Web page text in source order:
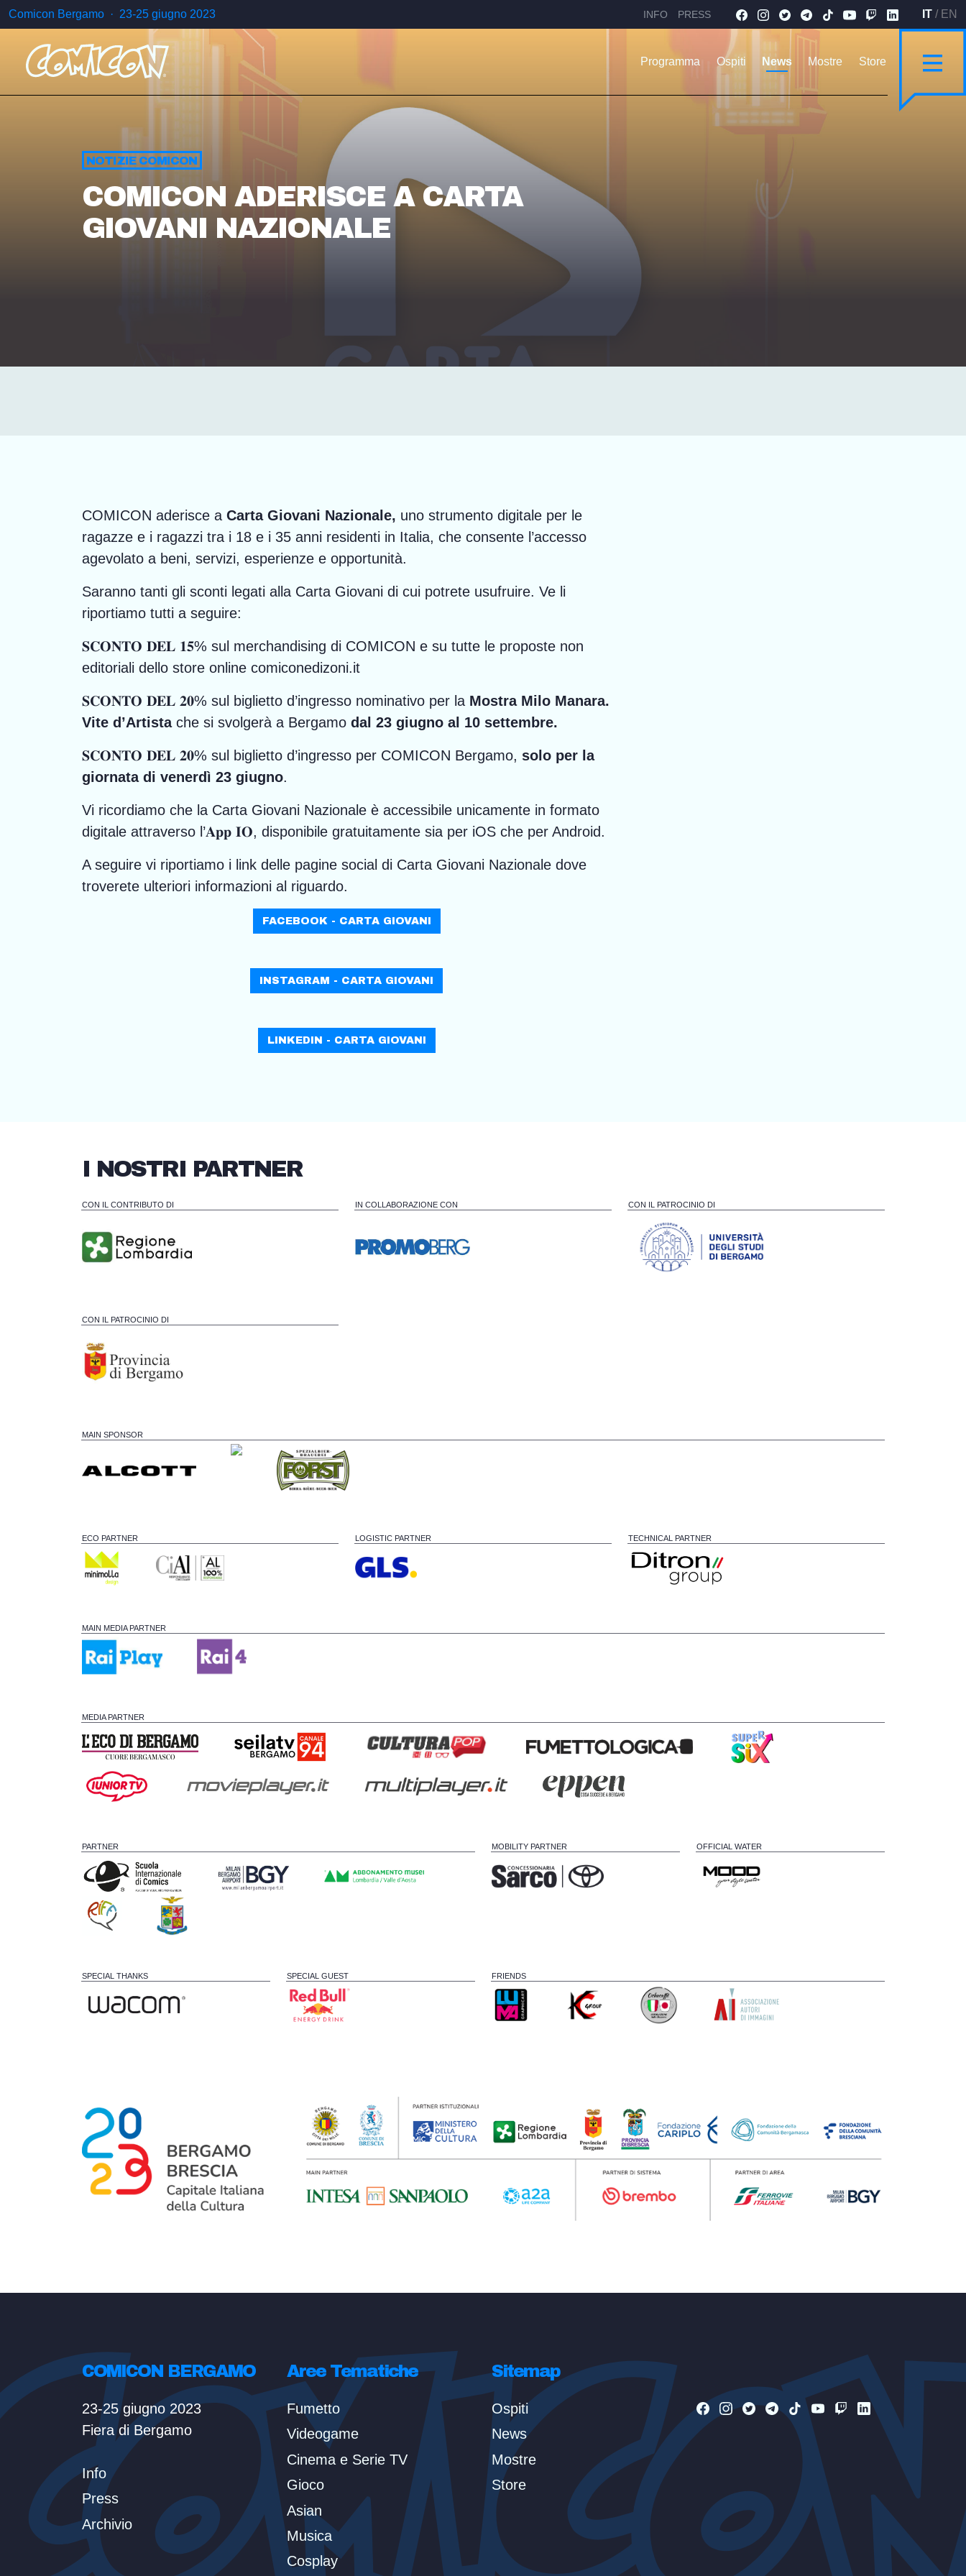
Comicon Bergamo · 23-25 giugno 2023 INFO PRESS IT / EN
Programma Ospiti News Mostre Store
NOTIZIE COMICON
COMICON ADERISCE A CARTA
GIOVANI NAZIONALE
COMICON aderisce a Carta Giovani Nazionale, uno strumento digitale per le
ragazze e i ragazzi tra i 18 e i 35 anni residenti in Italia, che consente l’accesso
agevolato a beni, servizi, esperienze e opportunità.
Saranno tanti gli sconti legati alla Carta Giovani di cui potrete usufruire. Ve li
riportiamo tutti a seguire:
𝐒𝐂𝐎𝐍𝐓𝐎 𝐃𝐄𝐋 𝟏𝟓% sul merchandising di COMICON e su tutte le proposte non
editoriali dello store online comiconedizoni.it
𝐒𝐂𝐎𝐍𝐓𝐎 𝐃𝐄𝐋 𝟐𝟎% sul biglietto d’ingresso nominativo per la Mostra Milo Manara.
Vite d’Artistache si svolgerà a Bergamo dal 23 giugno al 10 settembre.
𝐒𝐂𝐎𝐍𝐓𝐎 𝐃𝐄𝐋 𝟐𝟎% sul biglietto d’ingresso per COMICON Bergamo, solo per la
giornata di venerdì 23 giugno.
Vi ricordiamo che la Carta Giovani Nazionale è accessibile unicamente in formato
digitale attraverso l’𝐀𝐩𝐩 𝐈𝐎, disponibile gratuitamente sia per iOS che per Android.
A seguire vi riportiamo i link delle pagine social di Carta Giovani Nazionale dove
troverete ulteriori informazioni al riguardo.
FACEBOOK - CARTA GIOVANI
INSTAGRAM - CARTA GIOVANI
LINKEDIN - CARTA GIOVANI
I NOSTRI PARTNER
CON IL CONTRIBUTO DI IN COLLABORAZIONE CON CON IL PATROCINIO DI
CON IL PATROCINIO DI
MAIN SPONSOR
ECO PARTNER LOGISTIC PARTNER TECHNICAL PARTNER
MAIN MEDIA PARTNER
MEDIA PARTNER
PARTNER MOBILITY PARTNER OFFICIAL WATER
SPECIAL THANKS SPECIAL GUEST FRIENDS
COMICON BERGAMO
23-25 giugno 2023
Fiera di Bergamo
Info
Press
Archivio
Aree Tematiche
Fumetto
Videogame
Cinema e Serie TV
Gioco
Asian
Musica
Cosplay
Sitemap
Ospiti
News
Mostre
Store